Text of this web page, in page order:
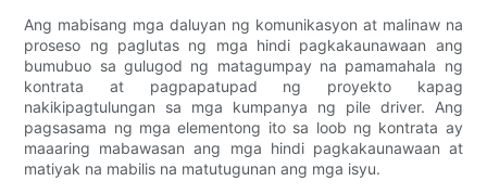
Ang mabisang mga daluyan ng komunikasyon at malinaw na
proseso ng paglutas ng mga hindi pagkakaunawaan ang
bumubuo sa gulugod ng matagumpay na pamamahala ng
kontrata at pagpapatupad ng proyekto kapag
nakikipagtulungan sa mga kumpanya ng pile driver. Ang
pagsasama ng mga elementong ito sa loob ng kontrata ay
maaaring mabawasan ang mga hindi pagkakaunawaan at
matiyak na mabilis na matutugunan ang mga isyu.